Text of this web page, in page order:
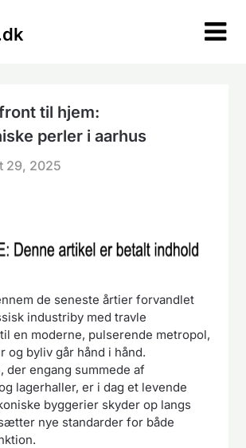
til hjem:
perler i aarhus
29, 2025
de seneste årtier forvandlet
industriby med travle
en moderne, pulserende metropol,
og byliv går hånd i hånd.
der engang summede af
lagerhaller, er i dag et levende
byggerier skyder op langs
nye standarder for både